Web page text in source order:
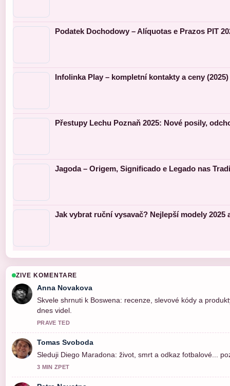
Podatek Dochodowy – Alíquotas e Prazos PIT
Infolinka Play – kompletní kontakty a ceny (2025)
Přestupy Lechu Poznaň 2025: Nové posily,
Jagoda – Origem, Significado e Legado nas
Jak vybrat ruční vysavač? Nejlepší modely 2025
ZIVE KOMENTARE
Anna Novakova
Skvele shrnuti k Boswena: recenze, slevové kódy a
dnes videl.
PRAVE TED
Tomas Svoboda
Sleduji Diego Maradona: život, smrt a odkaz fotbalové...
3 MIN ZPET